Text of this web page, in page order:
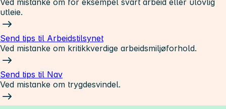
utleie.
Send tips til Arbeidstilsynet
Ved mistanke om kritikkverdige arbeidsmiljøforhold.
Send tips til Nav
Ved mistanke om trygdesvindel.